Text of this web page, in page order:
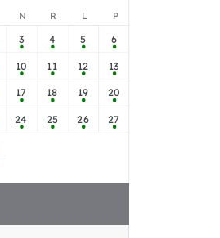
N R L P
3 4 5 6
10 11 12 13
17 18 19 20
24 25 26 27